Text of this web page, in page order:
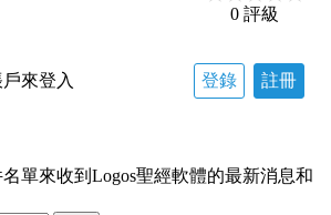
0 評級
來登入 登錄 註冊
單來收到Logos聖經軟體的最新消息和